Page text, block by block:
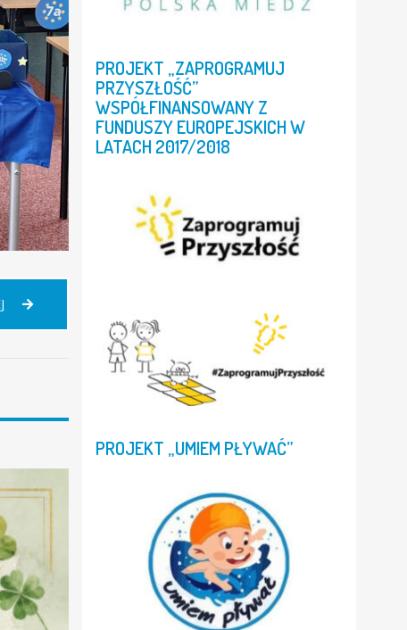
STYLU!
PROJEKT „ZAPROGRAMUJ
PRZYSZŁOŚĆ”
WSPÓŁFINANSOWANY Z
FUNDUSZY EUROPEJSKICHW
LATACH 2017/2018
PROJEKT „UMIEM PŁYWAĆ”